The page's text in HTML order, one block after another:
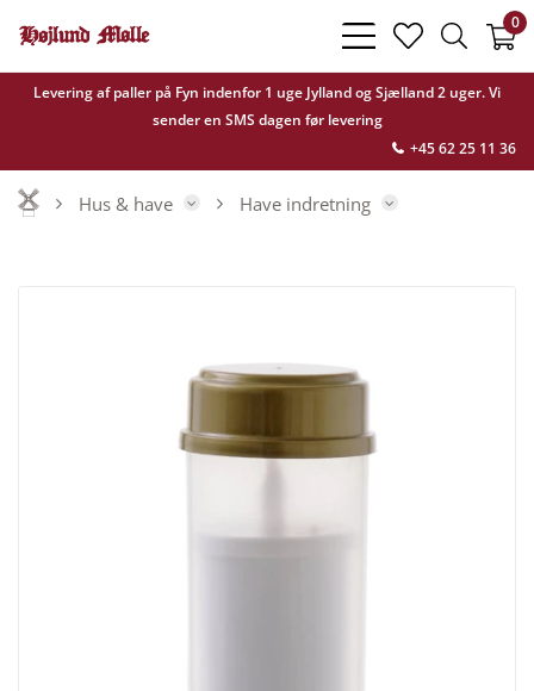
Levering af paller på Fyn indenfor 1 uge Jylland og Sjælland 2 uger. Vi
sender en SMS dagen før levering
+45 62 25 11 36
bars
light
heart
light
search
light
0
Hus & have Have indretning